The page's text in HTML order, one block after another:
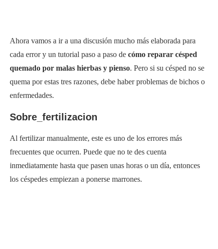
Ahora vamos a ir a una discusión mucho más elaborada para
cada error y un tutorial paso a paso de cómo reparar césped
quemado por malas hierbas y pienso. Pero si su césped no se
quema por estas tres razones, debe haber problemas de bichos o
enfermedades.
Sobre_fertilizacion
Al fertilizar manualmente, este es uno de los errores más
frecuentes que ocurren. Puede que no te des cuenta
inmediatamente hasta que pasen unas horas o un día, entonces
los céspedes empiezan a ponerse marrones.